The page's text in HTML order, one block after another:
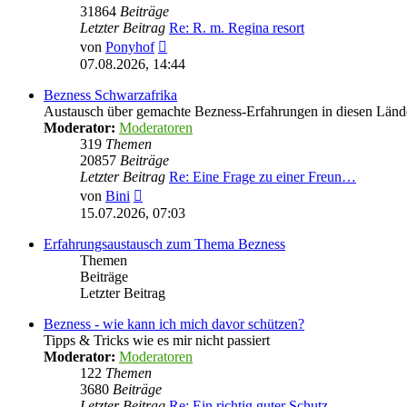
31864 Beiträge
Letzter Beitrag Re: R. m. Regina resort
von Ponyhof
Beitrag
07.08.2026, 14:44
Bezness Schwarzafrika
Austausch über gemachte Bezness-Erfahrungen in diesen
Moderator: Moderatoren
319 Themen
20857 Beiträge
Letzter Beitrag Re: Eine Frage zu einer Freun…
von Bini
Beitrag
15.07.2026, 07:03
Erfahrungsaustausch zum Thema Bezness
Themen
Beiträge
Letzter Beitrag
Bezness - wie kann ich mich davor schützen?
Tipps & Tricks wie es mir nicht passiert
Moderator: Moderatoren
122 Themen
3680 Beiträge